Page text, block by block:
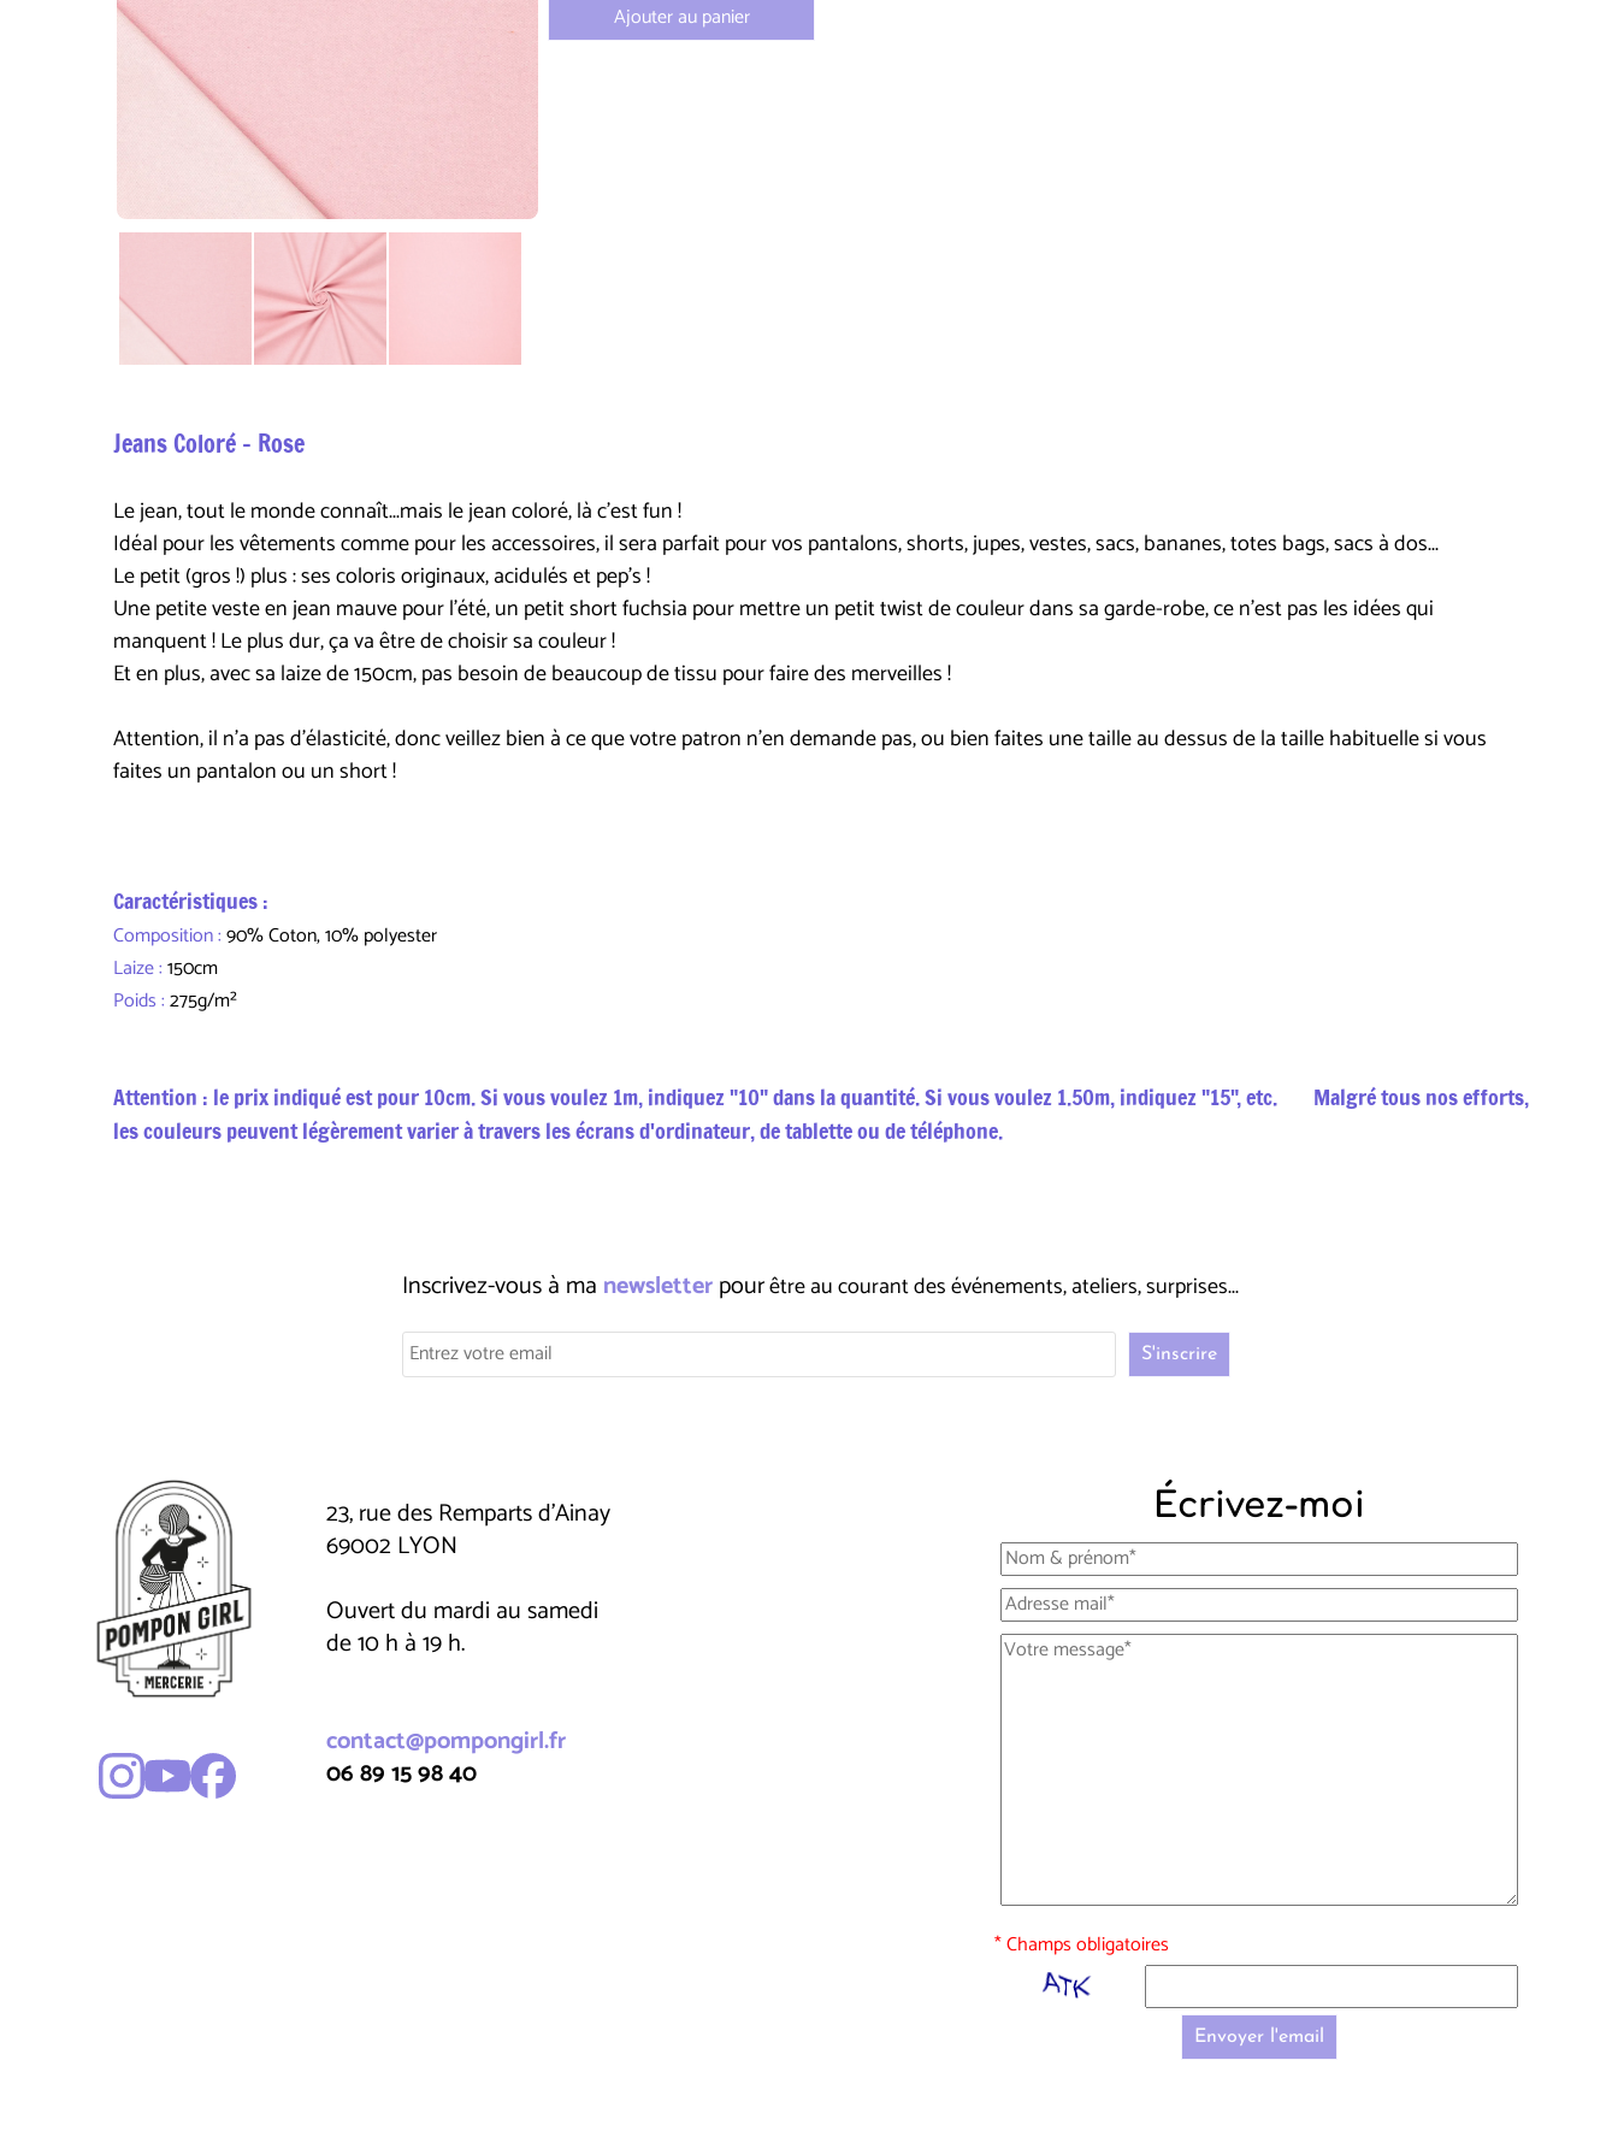
Écrivez-moi
* Champs obligatoires
Envoyer l'email
23, rue des Remparts d'Ainay
69002 LYON
Ouvert du mardi au samedi
de 10 h à 19 h.
contact@pompongirl.fr
06 89 15 98 40
Inscrivez-vous à ma newsletterpourêtre au courant des événements, ateliers, surprises...
Ajouter au panier
Jeans Coloré - Rose
Le jean, tout le monde connaît...mais le jean coloré, là c'est fun !
Idéal pour les vêtements comme pour les accessoires, il sera parfait pour vos pantalons, shorts, jupes, vestes, sacs, bananes, totes bags, sacs à dos...
Le petit (gros !) plus : ses coloris originaux, acidulés et pep's !
Une petite veste en jean mauve pour l'été, un petit short fuchsia pour mettre un petit twist de couleur dans sa garde-robe, ce n'est pas les idées qui
manquent ! Le plus dur, ça va être de choisir sa couleur !
Et en plus, avec sa laize de 150cm, pas besoin de beaucoup de tissu pour faire des merveilles !
Attention, il n'a pas d'élasticité, donc veillez bien à ce que votre patron n'en demande pas, ou bien faites une taille au dessus de la taille habituelle si vous
faites un pantalon ou un short !
Caractéristiques :
Composition :90% Coton, 10% polyester
Laize :150cm
Poids :275g/m²
Attention : le prix indiqué est pour 10cm. Si vous voulez 1m, indiquez "10" dans la quantité. Si vous voulez 1.50m, indiquez "15", etc. Malgré tous nos efforts,
les couleurs peuvent légèrement varier à travers les écrans d'ordinateur, de tablette ou de téléphone.